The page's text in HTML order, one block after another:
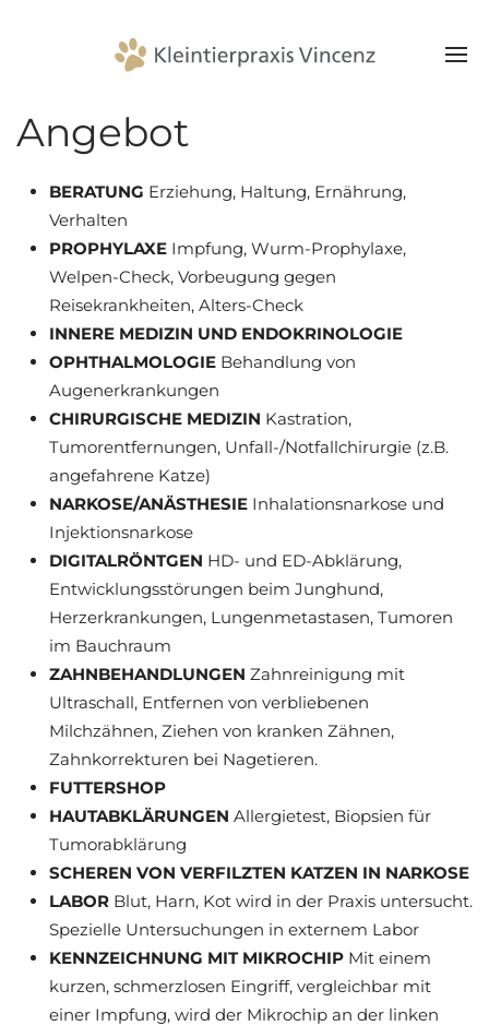
Angebot
BERATUNG Erziehung, Haltung, Ernährung,
Verhalten
PROPHYLAXE Impfung, Wurm-Prophylaxe,
Welpen-Check, Vorbeugung gegen
Reisekrankheiten, Alters-Check
INNERE MEDIZIN UND ENDOKRINOLOGIE
OPHTHALMOLOGIE Behandlung von
Augenerkrankungen
CHIRURGISCHE MEDIZIN Kastration,
Tumorentfernungen, Unfall-/Notfallchirurgie (z.B.
angefahrene Katze)
NARKOSE/ANÄSTHESIE Inhalationsnarkose und
Injektionsnarkose
DIGITALRÖNTGEN HD- und ED-Abklärung,
Entwicklungsstörungen beim Junghund,
Herzerkrankungen, Lungenmetastasen, Tumoren
im Bauchraum
ZAHNBEHANDLUNGEN Zahnreinigung mit
Ultraschall, Entfernen von verbliebenen
Milchzähnen, Ziehen von kranken Zähnen,
Zahnkorrekturen bei Nagetieren.
FUTTERSHOP
HAUTABKLÄRUNGEN Allergietest, Biopsien für
Tumorabklärung
SCHEREN VON VERFILZTEN KATZEN IN NARKOSE
LABOR Blut, Harn, Kot wird in der Praxis untersucht.
Spezielle Untersuchungen in externem Labor
KENNZEICHNUNG MIT MIKROCHIP Mit einem
kurzen, schmerzlosen Eingriff, vergleichbar mit
einer Impfung, wird der Mikrochip an der linken